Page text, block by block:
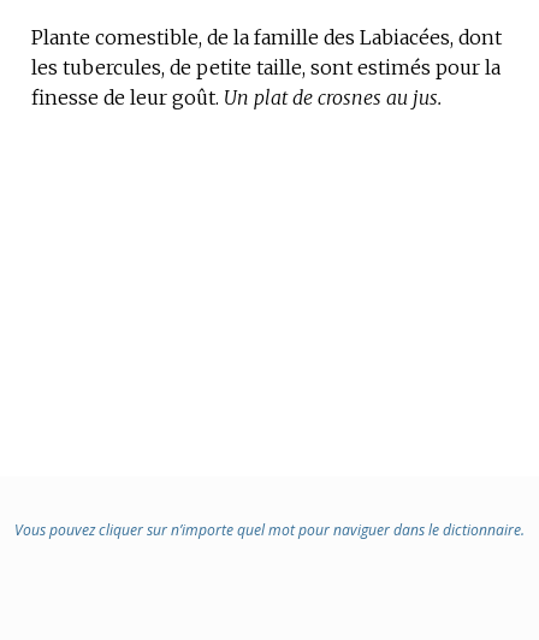
Plante comestible, de la famille des Labiacées, dont
les tubercules, de petite taille, sont estimés pour la
finesse de leur goût. Un plat de crosnes au jus.
Vous pouvez cliquer sur n’importe quel mot pour naviguer dans le dictionnaire.